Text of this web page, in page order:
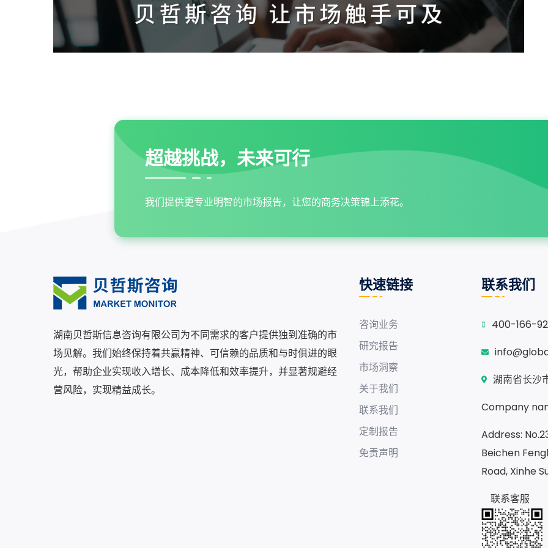
超越挑战，未来可行
我们提供更专业明智的市场报告，让您的商务决策锦上添花。
湖南贝哲斯信息咨询有限公司为不同需求的客户提供独到准确的市
场见解。我们始终保持着共赢精神、可信赖的品质和与时俱进的眼
光，帮助企业实现收入增长、成本降低和效率提升，并显著规避经
营风险，实现精益成长。
快速链接
咨询业务
研究报告
市场洞察
关于我们
联系我们
定制报告
免责声明
联系我们
400-166-
湖南省长沙
Company
Address:
Beichen
Road, Xinhe
联系客服